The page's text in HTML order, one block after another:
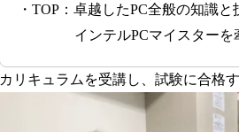
・TOP：卓越したPC全般の知識
インテルPCマイスターを牽
カリキュラムを受講し、試験に合格